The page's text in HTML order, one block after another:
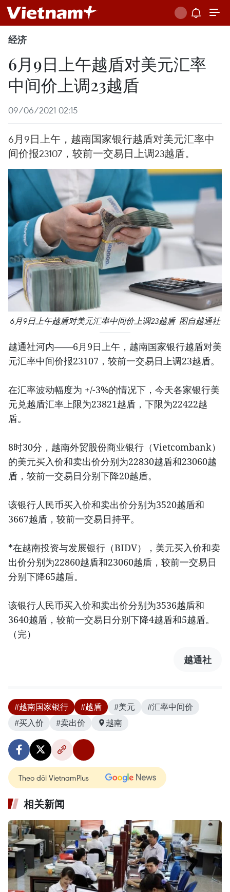
经济
6月9日上午越盾对美元汇率
中间价上调23越盾
09/06/2021 02:15
6月9日上午，越南国家银行越盾对美元汇率中
间价报23107，较前一交易日上调23越盾。
6月9日上午越盾对美元汇率中间价上调23越盾 图自越通社
越通社河内——6月9日上午，越南国家银行越盾对美
元汇率中间价报23107，较前一交易日上调23越盾。
在汇率波动幅度为 +/-3%的情况下，今天各家银行美
元兑越盾汇率上限为23821越盾，下限为22422越
盾。
8时30分，越南外贸股份商业银行（Vietcombank）
的美元买入价和卖出价分别为22830越盾和23060越
盾，较前一交易日分别下降20越盾。
该银行人民币买入价和卖出价分别为3520越盾和
3667越盾，较前一交易日持平。
*在越南投资与发展银行（BIDV），美元买入价和卖
出价分别为22860越盾和23060越盾，较前一交易日
分别下降65越盾。
该银行人民币买入价和卖出价分别为3536越盾和
3640越盾，较前一交易日分别下降4越盾和5越盾。
（完）
越通社
#越南国家银行 #越盾 #美元
#汇率中间价
#买入价
#卖出价 越南
Theo dõi VietnamPlus
相关新闻